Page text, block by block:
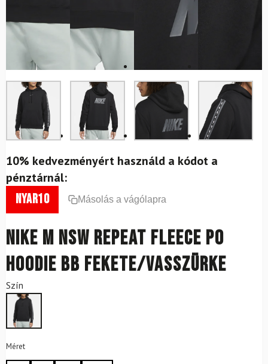
10% kedvezményért használd a kódot a
pénztárnál:
nyar10 Másolás a vágólapra
NIKE M NSW Repeat Fleece PO
Hoodie BB fekete/vasszürke
Szín
Méret